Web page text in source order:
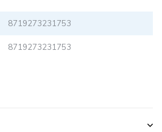
8719273231753
8719273231753